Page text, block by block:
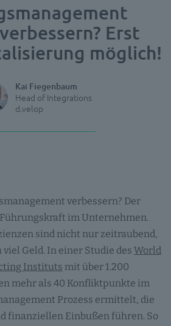
Erst
möglich!
Kai Fiegenbaum
Head of Integrations
d.velop
verbessern? Der
im Unternehmen.
sind nicht nur zeitraubend,
Geld. In einer Studie des World
Instituts mit über 1.200
mehr als 40 Konfliktpunkte im
Prozess ermittelt, die
finanziellen Einbußen führen. So